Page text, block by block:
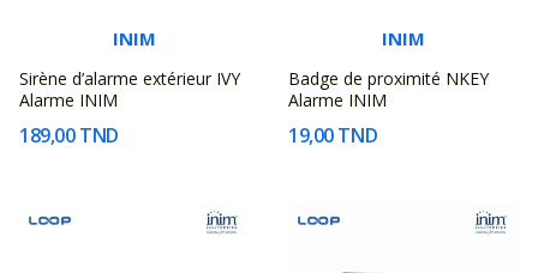
INIM
Sirène d’alarme extérieur IVY
Alarme INIM
189,00 TND
INIM
Badge de proximité NKEY
Alarme INIM
19,00 TND